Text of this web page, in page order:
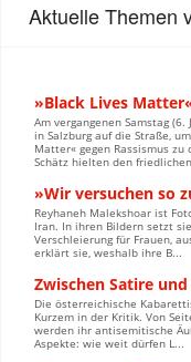
Aktuelle Themen
»Black Lives
Am vergangenen Samstag
in Salzburg auf die Straße,
Matter« gegen Rassismus
Schätz hielten den
»Wir versuchen so
Reyhaneh Malekshoar ist
Iran. In ihren Bildern setzt
Verschleierung für Frauen,
erklärt sie, weshalb ihre B...
Zwischen Satire
Die österreichische
Kurzem in der Kritik. Von
werden ihr antisemitische
Aspekte: wie weit dürfen L...